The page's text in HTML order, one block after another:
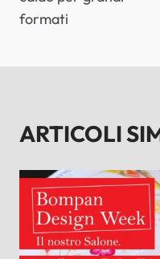
formati
ARTICOLI